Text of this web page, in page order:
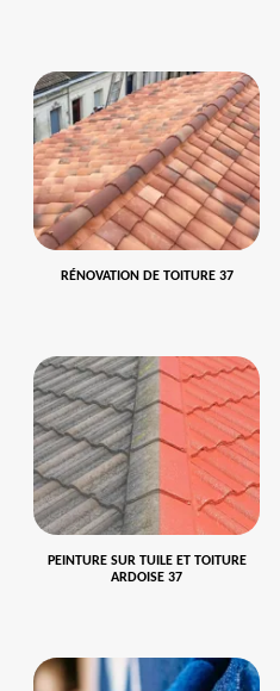
RÉNOVATION DE TOITURE 37
PEINTURE SUR TUILE ET TOITURE
ARDOISE 37